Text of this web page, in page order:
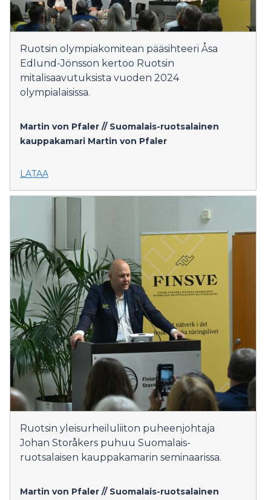
Ruotsin olympiakomitean pääsihteeri Åsa
Edlund-Jönsson kertoo Ruotsin
mitalisaavutuksista vuoden 2024
olympialaisissa.
Martin von Pfaler // Suomalais-ruotsalainen
kauppakamari Martin von Pfaler
LATAA
Ruotsin yleisurheiluliiton puheenjohtaja
Johan Storåkers puhuu Suomalais-
ruotsalaisen kauppakamarin seminaarissa.
Martin von Pfaler // Suomalais-ruotsalainen